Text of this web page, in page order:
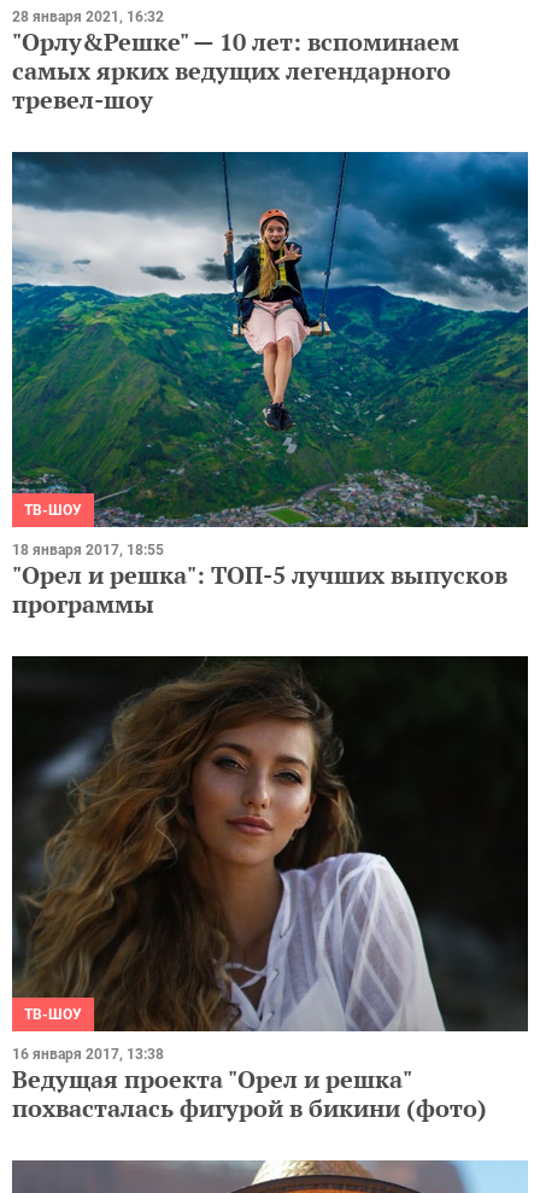
28 января 2021, 16:32
"Орлу&Решке" — 10 лет: вспоминаем
самых ярких ведущих легендарного
тревел-шоу
ТВ-ШОУ
18 января 2017, 18:55
"Орел и решка": ТОП-5 лучших выпусков
программы
ТВ-ШОУ
16 января 2017, 13:38
Ведущая проекта "Орел и решка"
похвасталась фигурой в бикини (фото)